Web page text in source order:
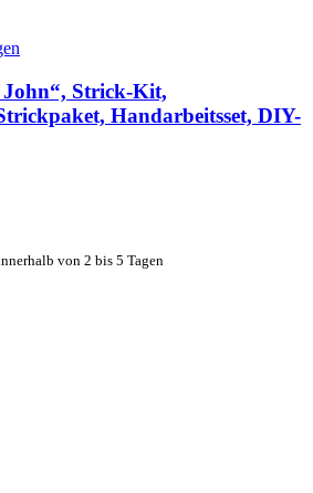
Strick-Kit,
Handarbeitsset, DIY-
von 2 bis 5 Tagen